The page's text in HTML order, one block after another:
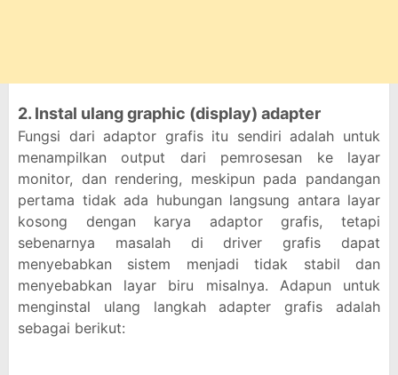
2. Instal ulang graphic (display) adapter
Fungsi dari adaptor grafis itu sendiri adalah untuk
menampilkan output dari pemrosesan ke layar
monitor, dan rendering, meskipun pada pandangan
pertama tidak ada hubungan langsung antara layar
kosong dengan karya adaptor grafis, tetapi
sebenarnya masalah di driver grafis dapat
menyebabkan sistem menjadi tidak stabil dan
menyebabkan layar biru misalnya. Adapun untuk
menginstal ulang langkah adapter grafis adalah
sebagai berikut: